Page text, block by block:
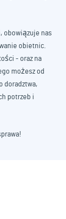
obowiązuje nas
obietnic.
- oraz na
możesz od
doradztwa,
potrzeb i